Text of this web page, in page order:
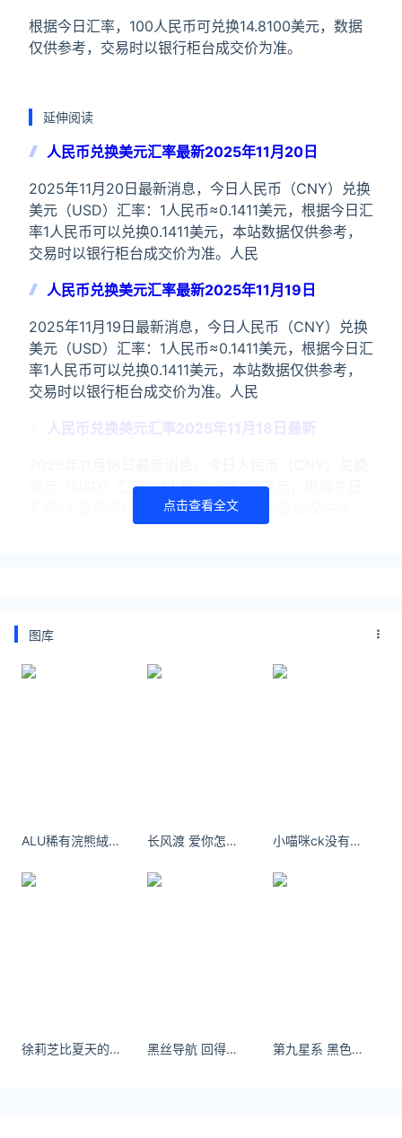
根据今日汇率，100人民币可兑换14.8100美元，数据
仅供参考，交易时以银行柜台成交价为准。
延伸阅读
人民币兑换美元汇率最新2025年11月20日
2025年11月20日最新消息，今日人民币（CNY）兑换
美元（USD）汇率：1人民币≈0.1411美元，根据今日汇
率1人民币可以兑换0.1411美元，本站数据仅供参考，
交易时以银行柜台成交价为准。人民
人民币兑换美元汇率最新2025年11月19日
2025年11月19日最新消息，今日人民币（CNY）兑换
美元（USD）汇率：1人民币≈0.1411美元，根据今日汇
率1人民币可以兑换0.1411美元，本站数据仅供参考，
交易时以银行柜台成交价为准。人民
人民币兑换美元汇率2025年11月18日最新
美元（USD）汇率：1人民币≈0.1412美元，根据今日
汇率1人民币可以兑换0.1412美元，本站数据仅供参
考，交易时以银行柜台成交价为准。人民
今日金价黄金价格实时在线查询：
律师事务所咨询免费24小时在线：
人民币兑换美元 人民币
点击查看全文
图库
ALU稀有浣熊絨 婉若羽毛般溫柔質感三 长风渡 爱你怎么会是个错误从天真悲伤到清楚。 小喵咪ck没有人会是以前的样子
徐莉芝比夏天的太阳要辣一点[doge]#芝芝日常# 黑丝导航 回得了过去，回不了当初。 第九星系 黑色掌管古希腊的神哇！ - 小红书